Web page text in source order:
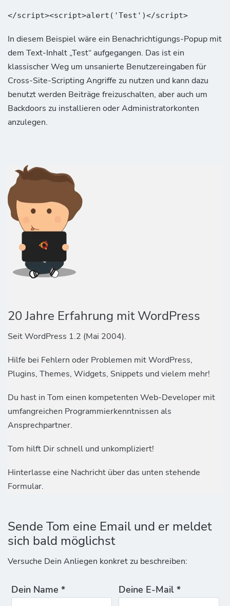
</script><script>alert('Test')</script>
In diesem Beispiel wäre ein Benachrichtigungs-Popup mit
dem Text-Inhalt „Test“ aufgegangen. Das ist ein
klassischer Weg um unsanierte Benutzereingaben für
Cross-Site-Scripting Angriffe zu nutzen und kann dazu
benutzt werden Beiträge freizuschalten, aber auch um
Backdoors zu installieren oder Administratorkonten
anzulegen.
20 Jahre Erfahrung mit WordPress
Seit WordPress 1.2 (Mai 2004).
Hilfe bei Fehlern oder Problemen mit WordPress,
Plugins, Themes, Widgets, Snippets und vielem mehr!
Du hast in Tom einen kompetenten Web-Developer mit
umfangreichen Programmierkenntnissen als
Ansprechpartner.
Tom hilft Dir schnell und unkompliziert!
Hinterlasse eine Nachricht über das unten stehende
Formular.
Sende Tom eine Email und er meldet
sich bald möglichst
Versuche Dein Anliegen konkret zu beschreiben:
Dein Name * Deine E-Mail *